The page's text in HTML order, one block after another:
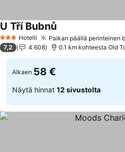
3 Tähtiluokitus
Hotelli Paikan päällä perinteinen
U Tří Bubnů
7,2 4 608 0.1 km kohteesta Old
Alkaen 58 €
Näytä hinnat 12 sivustolta